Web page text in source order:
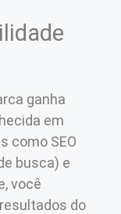
ganha
em
como SEO
busca) e
você
do